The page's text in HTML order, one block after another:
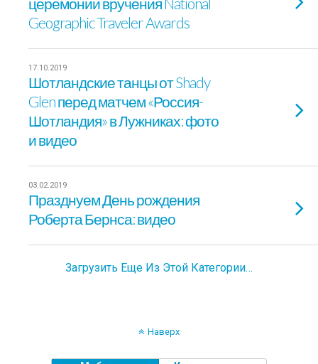
Geographic Traveler Awards
17.10.2019
Шотландские танцы от Shady
Glen перед матчем «Россия-
Шотландия» в Лужниках: фото
и видео
03.02.2019
Празднуем День рождения
Роберта Бернса: видео
Загрузить Еще Из Этой Категории…
Наверх